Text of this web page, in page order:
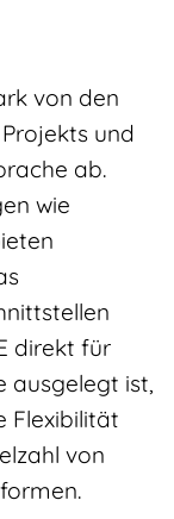
von den
und
ab.
wie
direkt für
ausgelegt ist,
Flexibilität
von